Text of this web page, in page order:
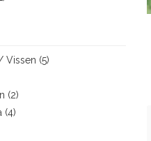
Vissen (5)
(2)
(4)